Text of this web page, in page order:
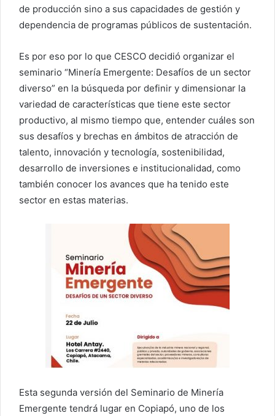
de producción sino a sus capacidades de gestión y
dependencia de programas públicos de sustentación.
Es por eso por lo que CESCO decidió organizar el
seminario “Minería Emergente: Desafíos de un sector
diverso” en la búsqueda por definir y dimensionar la
variedad de características que tiene este sector
productivo, al mismo tiempo que, entender cuáles son
sus desafíos y brechas en ámbitos de atracción de
talento, innovación y tecnología, sostenibilidad,
desarrollo de inversiones e institucionalidad, como
también conocer los avances que ha tenido este
sector en estas materias.
Esta segunda versión del Seminario de Minería
Emergente tendrá lugar en Copiapó, uno de los